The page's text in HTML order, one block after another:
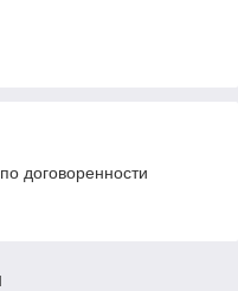
договоренности